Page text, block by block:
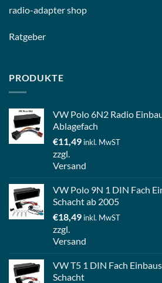
radio-adapter shop
Ratgeber
PRODUKTE
VW Polo 6N2 Radio
Ablagefach
€11,49 inkl. MwST
zzgl.
Versand
VW Polo 9N 1 DIN Fach
Schacht ab 2005
€18,49 inkl. MwST
zzgl.
Versand
VW T5 1 DIN Fach
Schacht